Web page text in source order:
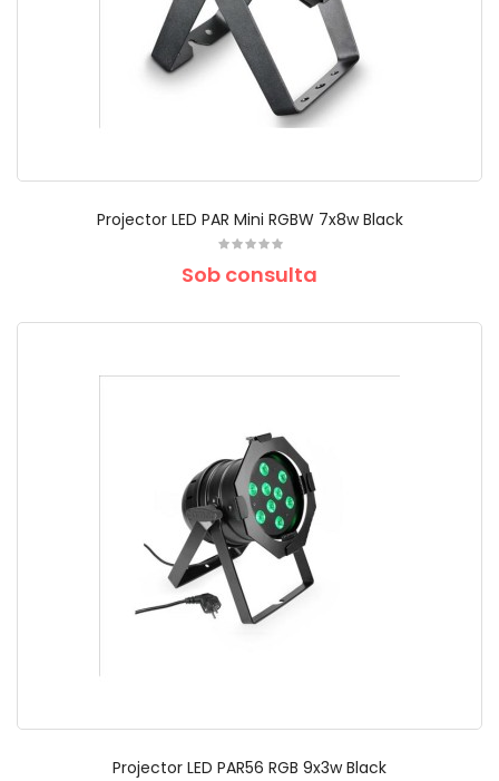
Projector LED PAR Mini RGBW 7x8w Black
Sob consulta
Projector LED PAR56 RGB 9x3w Black